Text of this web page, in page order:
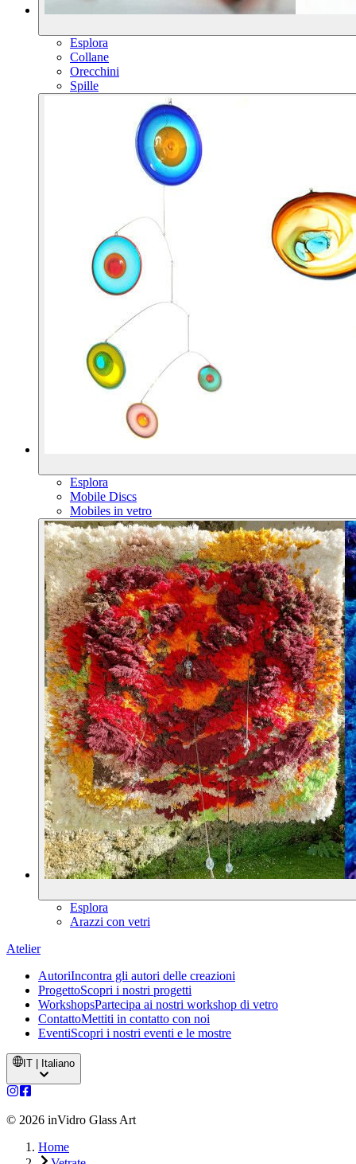
Esplora
Collane
Orecchini
Spille
Esplora
Mobile Discs
Mobiles in vetro
Esplora
Arazzi con vetri
Atelier
AutoriIncontra gli autori delle creazioni
ProgettoScopri i nostri progetti
WorkshopsPartecipa ai nostri workshop di vetro
ContattoMettiti in contatto con noi
EventiScopri i nostri eventi e le mostre
IT | Italiano
© 2026 inVidro Glass Art
Home